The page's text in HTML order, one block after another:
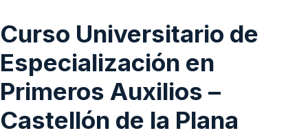
Curso Universitario de
Especialización en
Primeros Auxilios –
Castellón de la Plana